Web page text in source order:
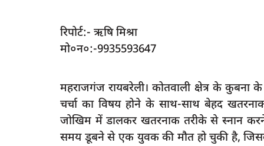
रिपोर्ट:- ऋषि मिश्रा
मो०न०:-9935593647
महराजगंज रायबरेली। कोतवाली क्षेत्र के कुबना
चर्चा का विषय होने के साथ-साथ बेहद
जोखिम में डालकर खतरनाक तरीके से स्नान
समय डूबने से एक युवक की मौत हो चुकी है,